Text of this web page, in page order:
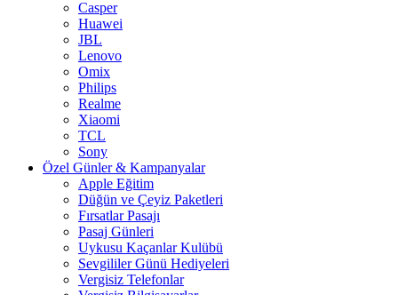
Casper
Huawei
JBL
Lenovo
Omix
Philips
Realme
Xiaomi
TCL
Sony
Özel Günler & Kampanyalar
Apple Eğitim
Düğün ve Çeyiz Paketleri
Fırsatlar Pasajı
Pasaj Günleri
Uykusu Kaçanlar Kulübü
Sevgililer Günü Hediyeleri
Vergisiz Telefonlar